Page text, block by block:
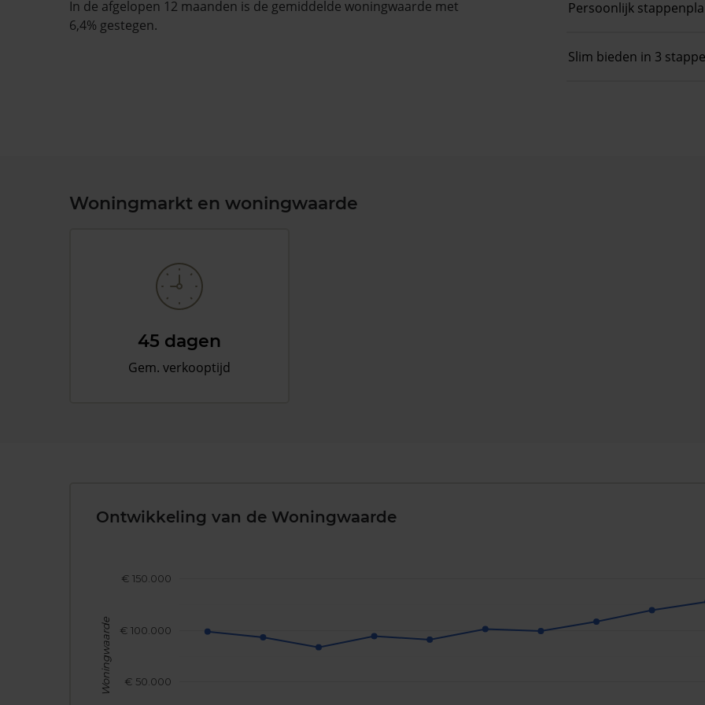
In de afgelopen 12 maanden is de gemiddelde woningwaarde met
6,4% gestegen.
Persoonlijk
Slim bieden in 3
Woningmarkt en woningwaarde
45 dagen
Gem. verkooptijd
Ontwikkeling van de Woningwaarde
€ 50.000
€ 100.000
€ 150.000
Woningwaarde